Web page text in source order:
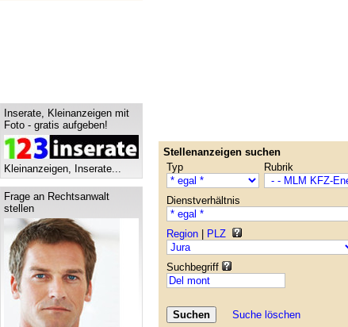
Inserate, Kleinanzeigen mit
Foto - gratis aufgeben!
Kleinanzeigen, Inserate...
Frage an Rechtsanwalt
stellen
Stellenanzeigen suchen
Typ
Rubrik
Dienstverhältnis
Region
PLZ
Suchbegriff
Suche löschen